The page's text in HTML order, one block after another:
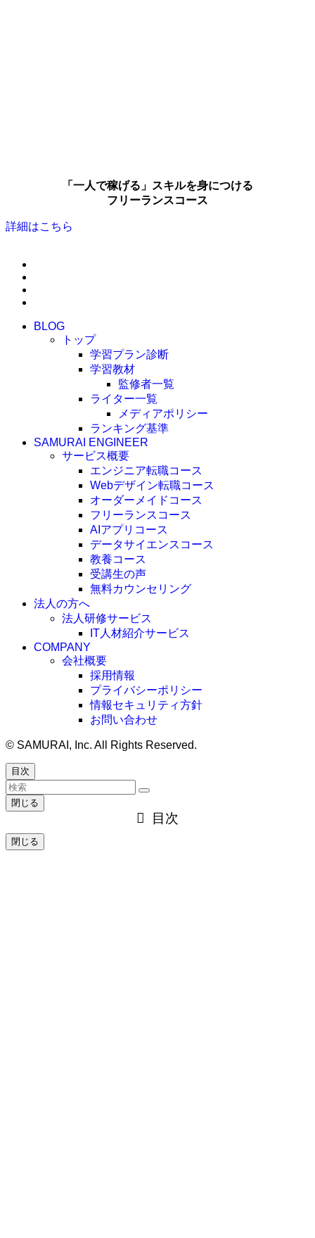
「一人で稼げる」スキルを身につける
フリーランスコース
詳細はこちら
BLOG
トップ
学習プラン診断
学習教材
監修者一覧
ライター一覧
メディアポリシー
ランキング基準
SAMURAI ENGINEER
サービス概要
エンジニア転職コース
Webデザイン転職コース
オーダーメイドコース
フリーランスコース
AIアプリコース
データサイエンスコース
教養コース
受講生の声
無料カウンセリング
法人の方へ
法人研修サービス
IT人材紹介サービス
COMPANY
会社概要
採用情報
プライバシーポリシー
情報セキュリティ方針
お問い合わせ
© SAMURAI, Inc. All Rights Reserved.
目次
閉じる
目次
閉じる